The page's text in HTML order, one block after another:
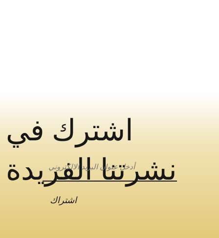
اشترك في
نشرتنا الفريدة
اشتراك